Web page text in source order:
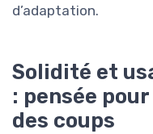
d’adaptation.
Solidité et
: pensée
des coups